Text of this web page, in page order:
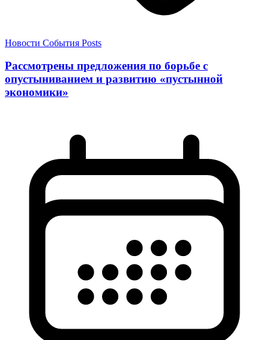
Новости События Posts
Рассмотрены предложения по борьбе с
опустыниванием и развитию «пустынной
экономики»